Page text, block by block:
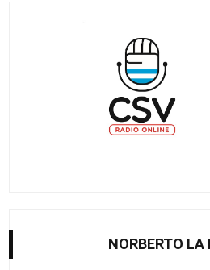
NORBERTO LA